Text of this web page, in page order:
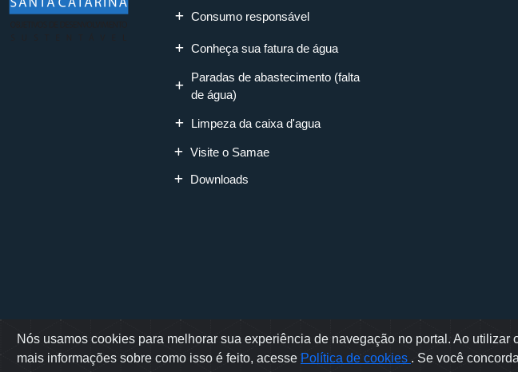
Nós usamos cookies para melhorar sua experiência de navegação no portal. Ao
mais informações sobre como isso é feito, acesse Política de cookies . Se você
Consumo responsável
Conheça sua fatura de água
Paradas de abastecimento (falta
de água)
Limpeza da caixa d'agua
Visite o Samae
Downloads
Rua Erwino Menegotti, 478 - Bairro Água
Samae © 2022 - Todos os direitos